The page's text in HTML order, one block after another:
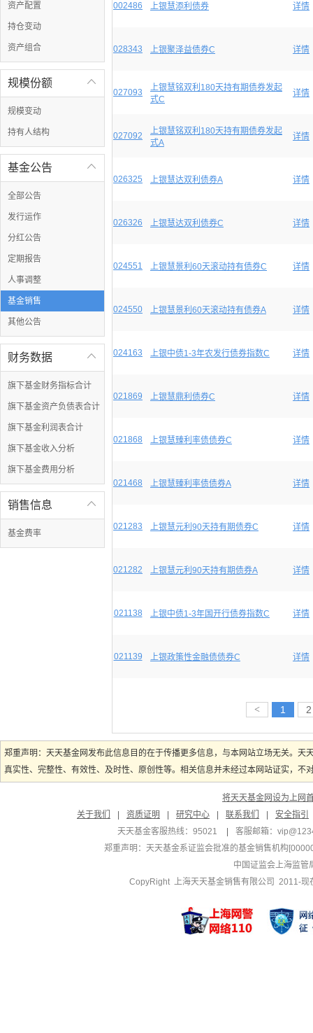
资产配置
持仓变动
资产组合

规模份额
规模变动
持有人结构

基金公告
全部公告
发行运作
分红公告
定期报告
人事调整
基金销售
其他公告

财务数据
旗下基金财务指标合计
旗下基金资产负债表合计
旗下基金利润表合计
旗下基金收入分析
旗下基金费用分析

销售信息
基金费率
002486 上银慧添利债券 详情
028343 上银聚泽益债券C 详情
027093
上银慧铭双利180天持有期债券发起
式C
详情
027092
上银慧铭双利180天持有期债券发起
式A
详情
026325 上银慧达双利债券A 详情
026326 上银慧达双利债券C 详情
024551 上银慧景利60天滚动持有债券C 详情
024550 上银慧景利60天滚动持有债券A 详情
024163 上银中债1-3年农发行债券指数C 详情
021869 上银慧鼎利债券C 详情
021868 上银慧臻利率债债券C 详情
021468 上银慧臻利率债债券A 详情
021283 上银慧元利90天持有期债券C 详情
021282 上银慧元利90天持有期债券A 详情
021138 上银中债1-3年国开行债券指数C 详情
021139 上银政策性金融债债券C 详情
< 1 2
郑重声明：天天基金网发布此信息目的在于传播更多信息，与本网站立场无关。
真实性、完整性、有效性、及时性、原创性等。相关信息并未经过本网站证实，
将天天基金网设为上网
关于我们
资质证明 研究中心 联系我们
安全指引
天天基金客服热线：95021
客服邮箱：
郑重声明： 天天基金系证监会批准的基金销售机构
中国证监会上海监管
CopyRight 上海天天基金销售有限公司 2011-